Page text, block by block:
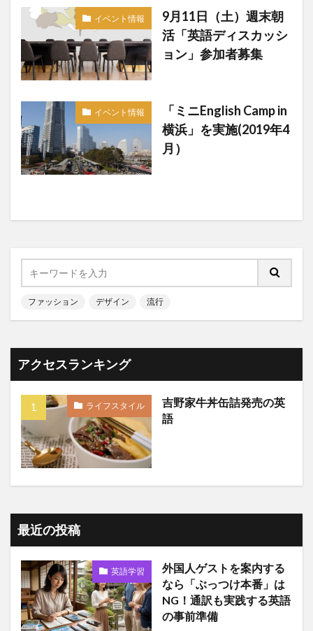
イベント情報
9月11日（土）週末朝
活「英語ディスカッシ
ョン」参加者募集
イベント情報
「ミニEnglish Camp in
横浜」を実施(2019年4
月）
ファッション デザイン 流行
アクセスランキング
ライフスタイル
吉野家牛丼缶詰発売の英
語
最近の投稿
英語学習
外国人ゲストを案内する
なら「ぶっつけ本番」は
NG！通訳も実践する英語
の事前準備